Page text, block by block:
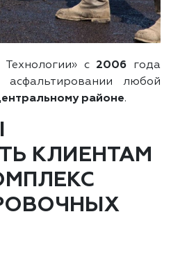
с 2006 года
асфальтировании любой
районе.
КЛИЕНТАМ